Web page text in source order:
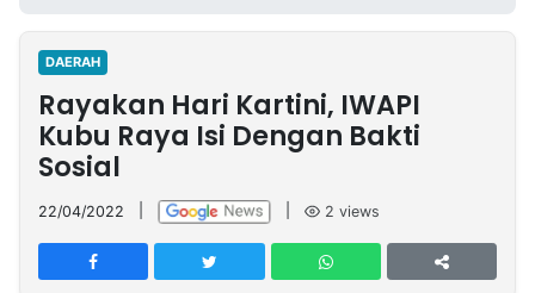
Nasional
International
Olahraga
Entertainment
Daerah
Pariwisata
Kuliner
Kolom
Network
PT
TREETAN
DAERAH
Rayakan Hari Kartini, IWAPI
Kubu Raya Isi Dengan Bakti
Sosial
22/04/2022 2 views